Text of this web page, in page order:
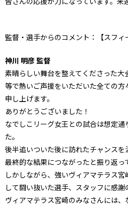
監督・選手からのコメント：【スフィ
神川 明彦 監督
素晴らしい舞台を整えてくださった
等で熱いご声援をいただいた全ての
申し上げます。
ありがとうございました！
なでしこリーグ女王との試合は想定
た。
後半追いついた後に訪れたチャンスを
最終的な結果につながったと振り返っ
しかしながら、強いヴィアマテラス
して闘い抜いた選手、スタッフに感謝
ヴィアマテラス宮崎のみなさんには、